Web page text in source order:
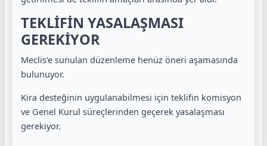
TEKLİFİN YASALAŞMASI
GEREKİYOR
Meclis'e sunulan düzenleme henüz öneri aşamasında
bulunuyor.
Kira desteğinin uygulanabilmesi için teklifin komisyon
ve Genel Kurul süreçlerinden geçerek yasalaşması
gerekiyor.